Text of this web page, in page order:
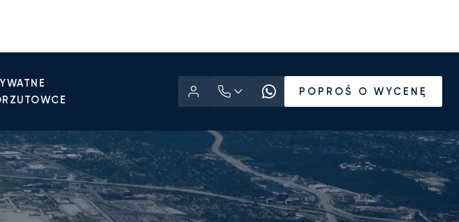
POPROŚ O WYCENĘ